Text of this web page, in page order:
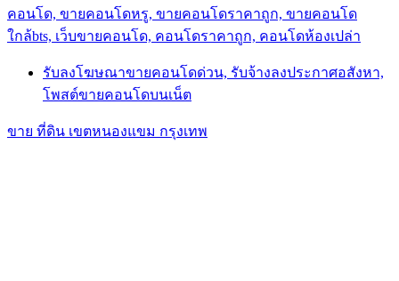
คอนโด, ขายคอนโดหรู, ขายคอนโดราคาถูก, ขายคอนโด
ใกล้bts, เว็บขายคอนโด, คอนโดราคาถูก, คอนโดห้องเปล่า
รับลงโฆษณาขายคอนโดด่วน, รับจ้างลงประกาศอสังหา,
โพสต์ขายคอนโดบนเน็ต
ขาย ที่ดิน เขตหนองแขม กรุงเทพ